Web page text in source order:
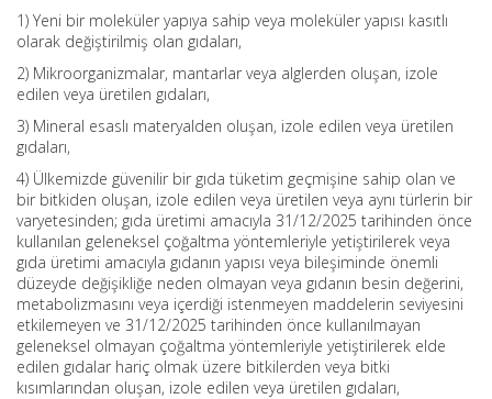
1) Yeni bir moleküler yapıya sahip veya moleküler yapısı kasıtlı
olarak değiştirilmiş olan gıdaları,
2) Mikroorganizmalar, mantarlar veya alglerden oluşan, izole
edilen veya üretilen gıdaları,
3) Mineral esaslı materyalden oluşan, izole edilen veya üretilen
gıdaları,
4) Ülkemizde güvenilir bir gıda tüketim geçmişine sahip olan ve
bir bitkiden oluşan, izole edilen veya üretilen veya aynı türlerin bir
varyetesinden; gıda üretimi amacıyla 31/12/2025 tarihinden önce
kullanılan geleneksel çoğaltma yöntemleriyle yetiştirilerek veya
gıda üretimi amacıyla gıdanın yapısı veya bileşiminde önemli
düzeyde değişikliğe neden olmayan veya gıdanın besin değerini,
metabolizmasını veya içerdiği istenmeyen maddelerin seviyesini
etkilemeyen ve 31/12/2025 tarihinden önce kullanılmayan
geleneksel olmayan çoğaltma yöntemleriyle yetiştirilerek elde
edilen gıdalar hariç olmak üzere bitkilerden veya bitki
kısımlarından oluşan, izole edilen veya üretilen gıdaları,